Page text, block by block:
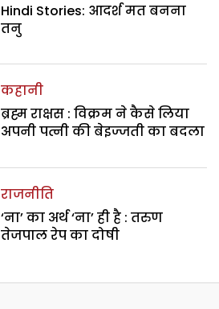
Hindi Stories: आदर्श मत बनना
तनु
कहानी
ब्रह्म राक्षस : विक्रम ने कैसे लिया
अपनी पत्नी की बेइज्जती का बदला
राजनीति
‘ना’ का अर्थ ‘ना’ ही है : तरुण
तेजपाल रेप का दोषी